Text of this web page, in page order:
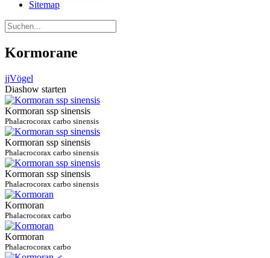
Sitemap
Kormorane
jjVögel
Diashow starten
Kormoran ssp sinensis
Phalacrocorax carbo sinensis
Kormoran ssp sinensis
Phalacrocorax carbo sinensis
Kormoran ssp sinensis
Phalacrocorax carbo sinensis
Kormoran
Phalacrocorax carbo
Kormoran
Phalacrocorax carbo